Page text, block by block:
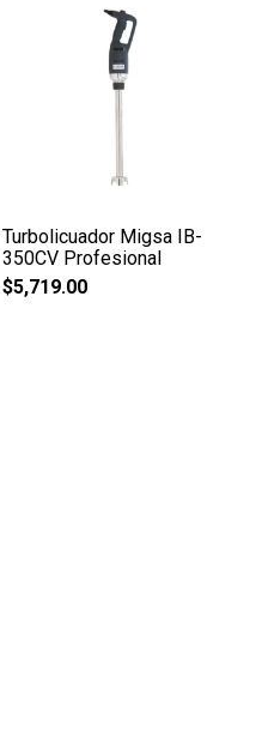
Turbolicuador Migsa IB-
350CV Profesional
$5,719.00